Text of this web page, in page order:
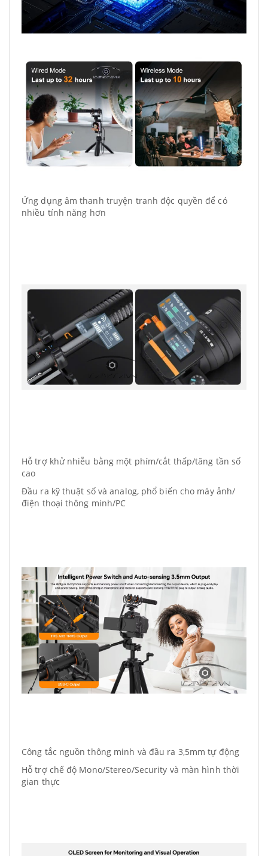
Ứng dụng âm thanh truyện tranh độc quyền để có
nhiều tính năng hơn
Hỗ trợ khử nhiễu bằng một phím/cắt thấp/tăng tần số
cao
Đầu ra kỹ thuật số và analog, phổ biến cho máy ảnh/
điện thoại thông minh/PC
Công tắc nguồn thông minh và đầu ra 3,5mm tự động
Hỗ trợ chế độ Mono/Stereo/Security và màn hình thời
gian thực